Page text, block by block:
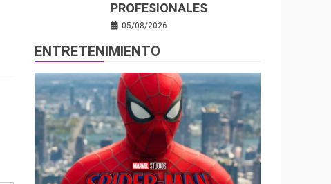
PROFESIONALES
05/08/2026
ENTRETENIMIENTO